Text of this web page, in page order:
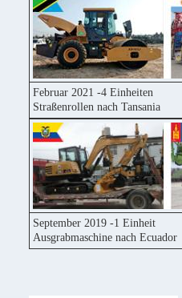
Februar 2021 -4 Einheiten
Straßenrollen nach Tansania
September 2019 -1 Einheit
Ausgrabmaschine nach Ecuador